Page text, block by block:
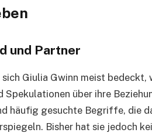
und Partner
Giulia Gwinn meist bedeckt,
über ihre
häufig gesuchte Begriffe, die
Bisher hat sie jedoch